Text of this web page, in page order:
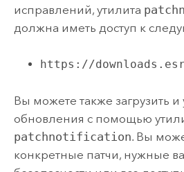
исправлений, утилита
должна иметь доступ к
https://
Вы можете также загрузить и
обновления с помощью
patchnotification. Вы
конкретные патчи, нужные